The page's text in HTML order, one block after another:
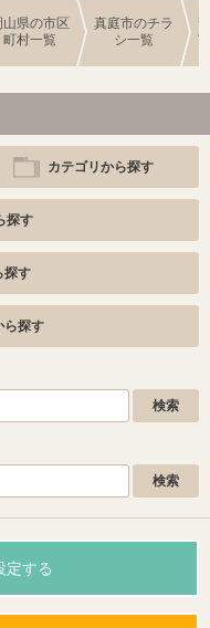
山県の市区
町村一覧
真庭市のチラ
シ一覧
カテゴリから探す
探す
探す
ら探す
定する